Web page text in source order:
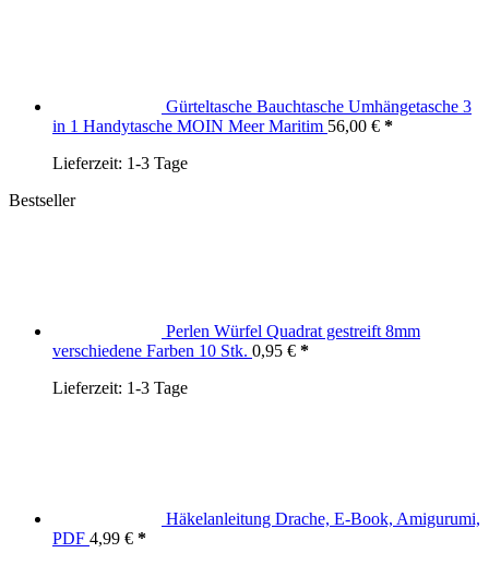
Gürteltasche Bauchtasche Umhängetasche 3
in 1 Handytasche MOIN Meer Maritim 56,00 €
Lieferzeit: 1-3 Tage
Bestseller
Perlen Würfel Quadrat gestreift 8mm
verschiedene Farben 10 Stk. 0,95 €
Lieferzeit: 1-3 Tage
Häkelanleitung Drache, E-Book, Amigurumi,
PDF 4,99 €